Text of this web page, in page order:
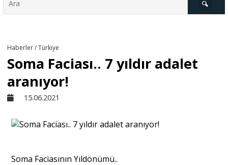
Derkenar
Haberler / Türkiye
Soma Faciası.. 7 yıldır adalet
aranıyor!
15.06.2021
Soma Faciasının Yıldönümü..